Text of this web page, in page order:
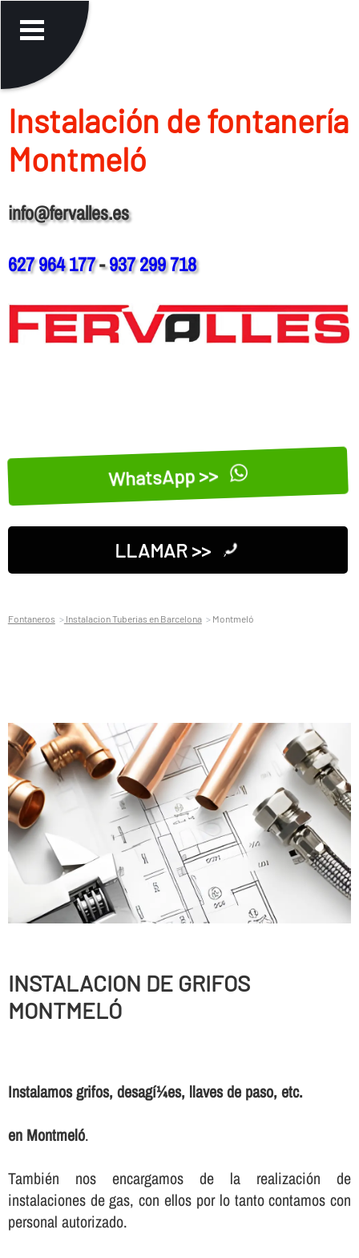
Instalación de fontanerí­a
Montmeló
info@fervalles.es
627 964 177-937 299 718
WhatsApp >>
LLAMAR >>
Fontaneros Instalacion Tuberias en Barcelona Montmeló
INSTALACION DE GRIFOS
MONTMELÓ
Instalamos grifos, desagí¼es, llaves de paso, etc.
en Montmeló.
También nos encargamos de la realización de
instalaciones de gas, con ellos por lo tanto contamos con
personal autorizado.